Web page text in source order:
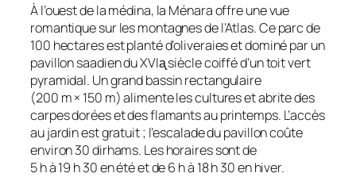
À l’ouest de la médina, la Ménara offre une vue
romantique sur les montagnes de l’Atlas. Ce parc de
100 hectares est planté d’oliveraies et dominé par un
pavillon saadien du XVIᶏ siècle coiffé d’un toit vert
pyramidal. Un grand bassin rectangulaire
(200 m × 150 m) alimente les cultures et abrite des
carpes dorées et des flamants au printemps. L’accès
au jardin est gratuit ; l’escalade du pavillon coûte
environ 30 dirhams. Les horaires sont de
5 h à 19 h 30 en été et de 6 h à 18 h 30 en hiver.